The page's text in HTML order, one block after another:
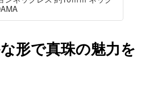
形で真珠の魅力を